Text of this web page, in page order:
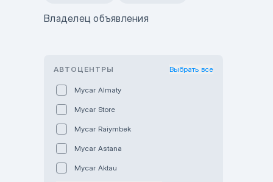
Владелец объявления
АВТОЦЕНТРЫ Выбрать все
Mycar Almaty
Mycar Store
Mycar Raiymbek
Mycar Astana
Mycar Aktau